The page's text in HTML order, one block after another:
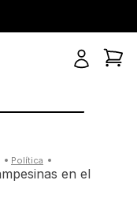
política